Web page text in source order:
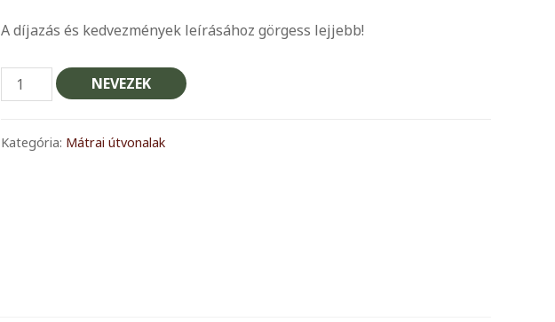
A díjazás és kedvezmények leírásához görgess lejjebb!
Galya
oldala
NEVEZEK
Kategória: Mátrai útvonalak